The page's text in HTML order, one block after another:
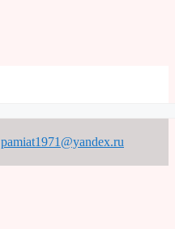
pamiat1971@yandex.ru